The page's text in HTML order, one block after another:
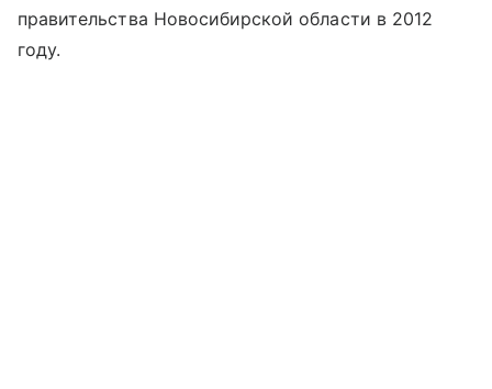
правительства Новосибирской области в 2012
году.